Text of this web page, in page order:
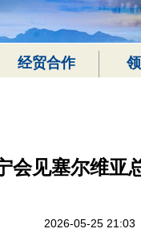
经贸合作
会见塞尔维亚
2026-05-25 21:03